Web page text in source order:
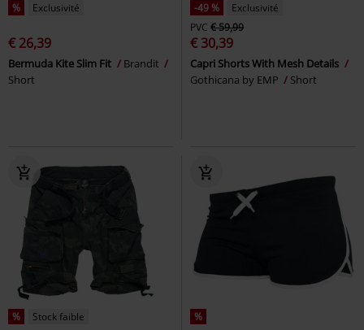
% Exclusivité
€ 26,39
Bermuda Kite Slim Fit
Brandit
Short
-49 %
Exclusivité
PVC € 59,99
€ 30,39
Capri Shorts With Mesh Details
Gothicana by EMP
Short
% Stock faible %